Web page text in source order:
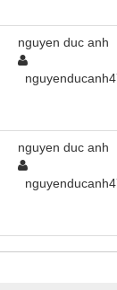
nguyen duc anh
nguyen duc anh